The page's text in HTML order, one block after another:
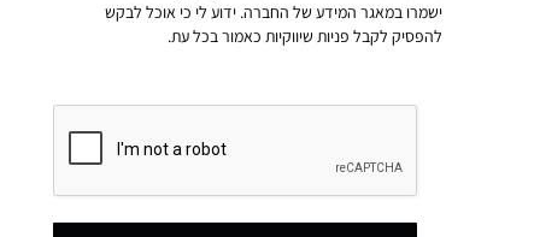
ישמרו במאגר המידע של החברה. ידוע לי כי אוכל לבקש
להפסיק לקבל פניות שיווקיות כאמור בכל עת.